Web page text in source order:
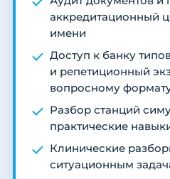
аккредитационный
имени
Доступ к банку
и репетиционный
вопросному
Разбор станций
практические
Клинические
ситуационным